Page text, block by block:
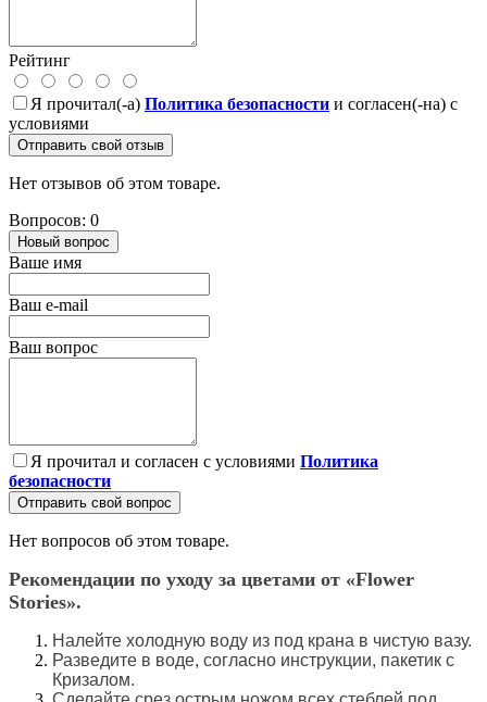
Рейтинг
Я прочитал(-а) Политика безопасности и согласен(-на) с
условиями
Отправить свой отзыв
Нет отзывов об этом товаре.
Вопросов: 0
Новый вопрос
Ваше имя
Ваш e-mail
Ваш вопрос
Я прочитал и согласен с условиями Политика
безопасности
Отправить свой вопрос
Нет вопросов об этом товаре.
Рекомендации по уходу за цветами от «Flower
Stories».
Налейте холодную воду из под крана в чистую вазу.
Разведите в воде, согласно инструкции, пакетик с
Кризалом.